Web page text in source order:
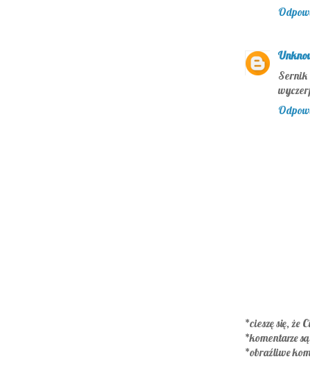
*cieszę się, że
*komentarze
*obraźliwe